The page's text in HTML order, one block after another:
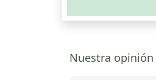
Nuestra